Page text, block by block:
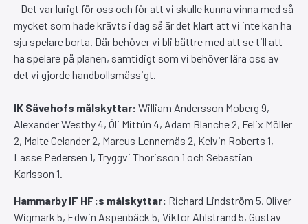
– Det var lurigt för oss och för att vi skulle kunna vinna med så
mycket som hade krävts i dag så är det klart att vi inte kan ha
sju spelare borta. Där behöver vi bli bättre med att se till att
ha spelare på planen, samtidigt som vi behöver lära oss av
det vi gjorde handbollsmässigt.
IK Sävehofs målskyttar: William Andersson Moberg 9,
Alexander Westby 4, Óli Mittún 4, Adam Blanche 2, Felix Möller
2, Malte Celander 2, Marcus Lennernäs 2, Kelvin Roberts 1,
Lasse Pedersen 1, Tryggvi Thorisson 1 och Sebastian
Karlsson 1.
Hammarby IF HF:s målskyttar: Richard Lindström 5, Oliver
Wigmark 5, Edwin Aspenbäck 5, Viktor Ahlstrand 5, Gustav